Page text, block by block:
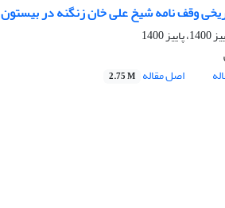
وقف نامه شیخ علی خان زنگنه در بیستون
اصل مقاله 2.75 M